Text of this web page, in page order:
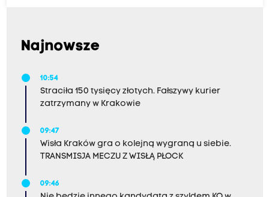
Najnowsze
10:54
Straciła 150 tysięcy złotych. Fałszywy kurier
zatrzymany w Krakowie
09:47
Wisła Kraków gra o kolejną wygraną u siebie.
TRANSMISJA MECZU Z WISŁĄ PŁOCK
09:46